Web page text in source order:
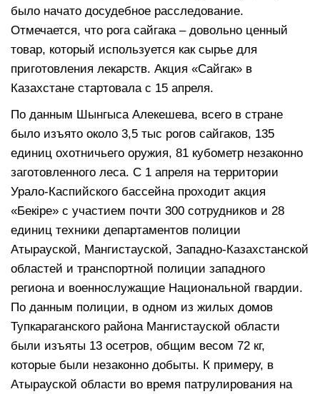
было начато досудебное расследование.
Отмечается, что рога сайгака – довольно ценный
товар, который используется как сырье для
приготовления лекарств. Акция «Сайгак» в
Казахстане стартовала с 15 апреля.
По данным Шынгыса Алекешева, всего в стране
было изъято около 3,5 тыс рогов сайгаков, 135
единиц охотничьего оружия, 81 кубометр незаконно
заготовленного леса. С 1 апреля на территории
Урало-Каспийского бассейна проходит акция
«Бекiре» с участием почти 300 сотрудников и 28
единиц техники департаментов полиции
Атырауской, Мангистауской, Западно-Казахстанской
областей и транспортной полиции западного
региона и военнослужащие Национальной гвардии.
По данным полиции, в одном из жилых домов
Тупкараганского района Мангистауской области
были изъяты 13 осетров, общим весом 72 кг,
которые были незаконно добыты. К примеру, в
Атырауской области во время патрулирования на